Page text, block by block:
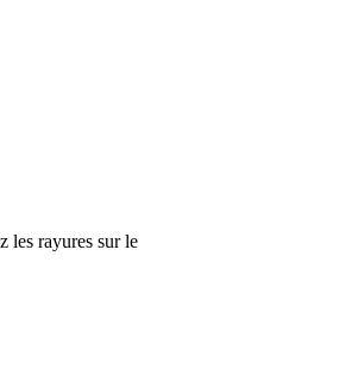
les rayures sur le